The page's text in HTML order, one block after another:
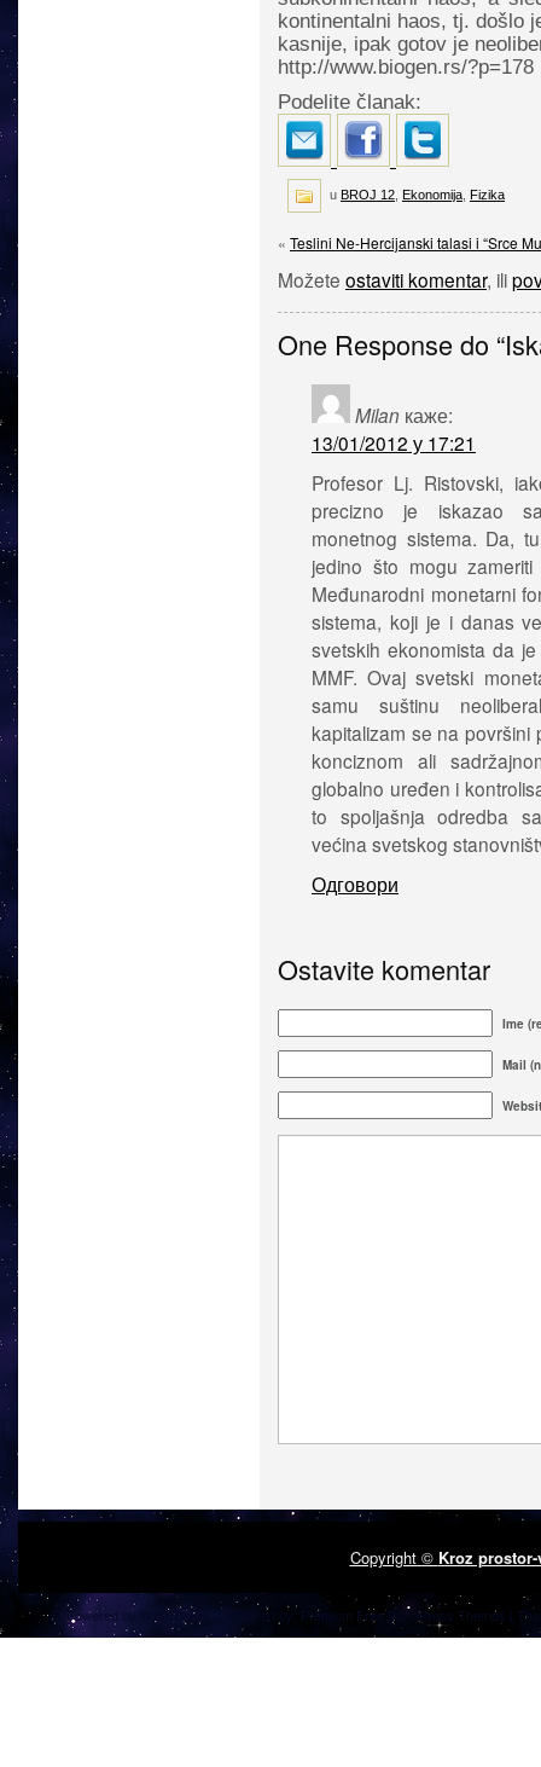
kontinentalni haos, tj. došlo
kasnije, ipak gotov je
http://www.biogen.rs/?p=178
Podelite članak:
u BROJ 12 Ekonomija Fizika
« Teslini Ne-Hercijanski talasi i “Srce
Možete ostaviti komentar, ili
One Response do
Milan каже:
13/01/2012 у 17:21
Profesor Lj. Ristovski,
precizno je iskazao
monetnog sistema. Da,
jedino što mogu
Međunarodni monetarni
sistema, koji je i danas
svetskih ekonomista da
MMF. Ovaj svetski
samu suštinu
kapitalizam se na
konciznom ali
globalno uređen i
to spoljašnja odredba
većina svetskog
Одговори
Ostavite komentar
Ime
Mail
Copyright © Kroz prostor-
Powered by WordPress | Designed by: Premium Free WordPress Themes |